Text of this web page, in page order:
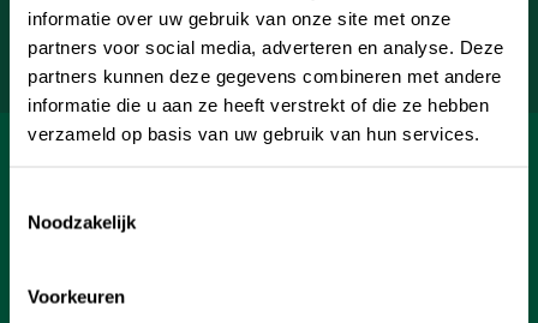
informatie over uw gebruik van onze site met onze
partners voor social media, adverteren en analyse. Deze
partners kunnen deze gegevens combineren met andere
informatie die u aan ze heeft verstrekt of die ze hebben
verzameld op basis van uw gebruik van hun services.
Noodzakelijk
Voorkeuren
Uw e-mailadres
Aanmelden
INFORMATIE
KLANTENSERVICE